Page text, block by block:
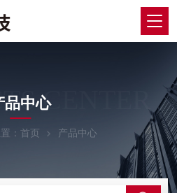
CENTER
品中心
： 首页 产品中心